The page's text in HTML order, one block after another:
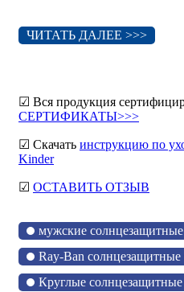
ЧИТАТЬ ДАЛЕЕ >>>
☑ Вся продукция
СЕРТИФИКАТЫ>>>
☑ Скачать инструкцию по
Kinder
☑ ОСТАВИТЬ ОТЗЫВ
мужские
Ray-Ban солнцезащитные
Круглые